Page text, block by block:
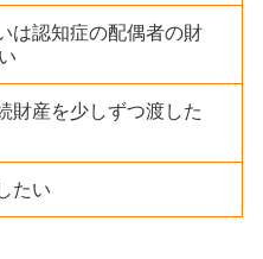
は認知症の配偶者の財
財産を少しずつ渡した
たい